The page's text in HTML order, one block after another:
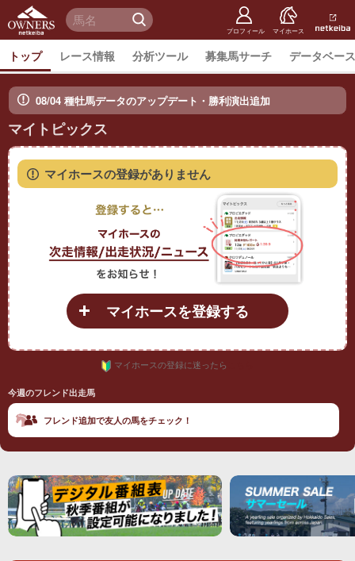
netkeiba
オーナー
ズ プロフィール マイホース
トップ レース情報 分析ツール 募集馬サーチ データベース
08/04 種牡馬データのアップデート・勝利演出追加
マイトピックス
マイホースの登録がありません
マイホースを登録する
マイホースの登録に迷ったら
今週のフレンド出走馬
フレンド追加で友人の馬をチェック！